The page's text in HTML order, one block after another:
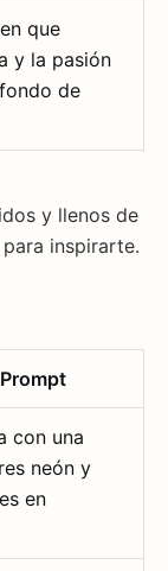
que
y la pasión
de
y llenos de
inspirarte.
con una
neón y
en